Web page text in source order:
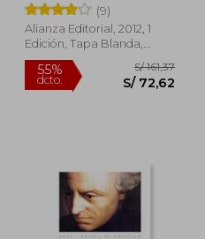
(9)
Alianza Editorial, 2012, 1
Edición, Tapa Blanda,
Nuevo